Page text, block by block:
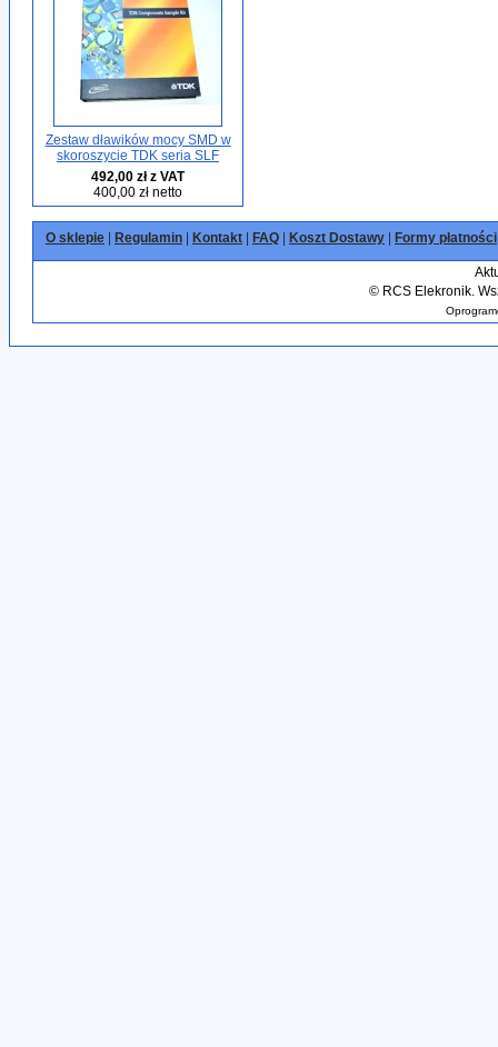
Zestaw dławików mocy SMD w
skoroszycie TDK seria SLF
492,00 zł z VAT
400,00 zł netto
O sklepie Regulamin Kontakt FAQ Koszt Dostawy Formy płatności
©RCS Elekronik.